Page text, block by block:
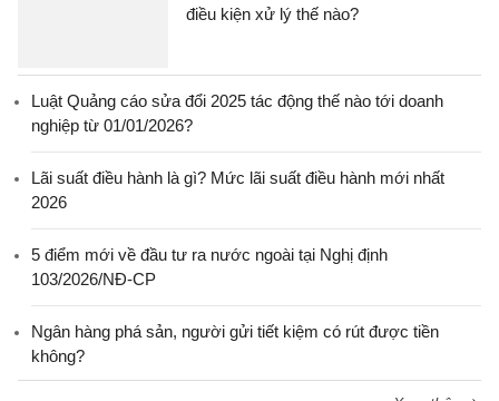
điều kiện xử lý thế nào?
Luật Quảng cáo sửa đổi 2025 tác động thế nào tới doanh
nghiệp từ 01/01/2026?
Lãi suất điều hành là gì? Mức lãi suất điều hành mới nhất
2026
5 điểm mới về đầu tư ra nước ngoài tại Nghị định
103/2026/NĐ-CP
Ngân hàng phá sản, người gửi tiết kiệm có rút được tiền
không?